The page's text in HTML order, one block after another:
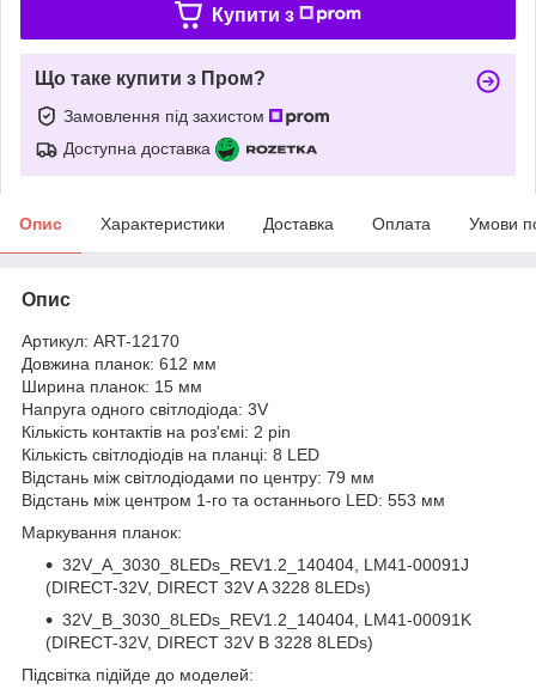
Купити з
Що таке купити з Пром?
Замовлення під захистом
Доступна доставка
Опис Характеристики Доставка Оплата Умови
Опис
Артикул: ART-12170
Довжина планок: 612 мм
Ширина планок: 15 мм
Напруга одного світлодіода: 3V
Кількість контактів на роз'ємі: 2 pin
Кількість світлодіодів на планці: 8 LED
Відстань між світлодіодами по центру: 79 мм
Відстань між центром 1-го та останнього LED: 553 мм
Маркування планок:
32V_A_3030_8LEDs_REV1.2_140404, LM41-00091J
(DIRECT-32V, DIRECT 32V A 3228 8LEDs)
32V_B_3030_8LEDs_REV1.2_140404, LM41-00091K
(DIRECT-32V, DIRECT 32V B 3228 8LEDs)
Підсвітка підійде до моделей: